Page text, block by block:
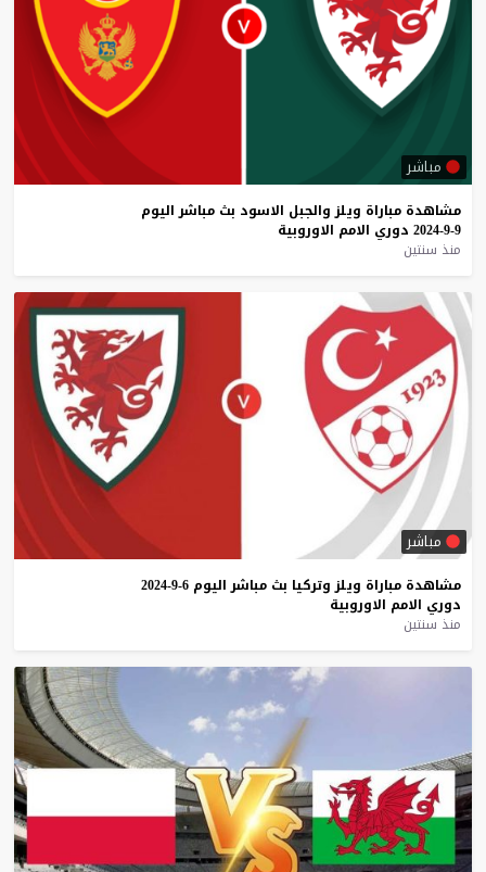
مباشر
مشاهدة مباراة ويلز والجبل الاسود بث مباشر اليوم
9-9-2024
دوري الامم الاوروبية
منذ سنتين
مباشر
مشاهدة مباراة ويلز وتركيا بث مباشر اليوم 6-9-2024
دوري الامم الاوروبية
منذ سنتين